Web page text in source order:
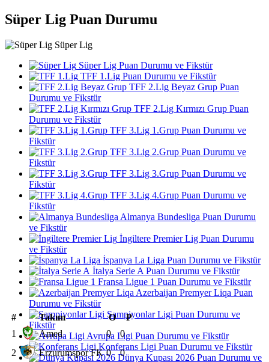
Süper Lig Puan Durumu
Süper Lig
Süper Lig Puan Durumu ve Fikstür
TFF 1.Lig Puan Durumu ve Fikstür
TFF 2.Lig Beyaz Grup Puan
Durumu ve Fikstür
TFF 2.Lig Kırmızı Grup Puan
Durumu ve Fikstür
TFF 3.Lig 1.Grup Puan Durumu ve
Fikstür
TFF 3.Lig 2.Grup Puan Durumu ve
Fikstür
TFF 3.Lig 3.Grup Puan Durumu ve
Fikstür
TFF 3.Lig 4.Grup Puan Durumu ve
Fikstür
Almanya Bundesliga Puan Durumu
ve Fikstür
İngiltere Premier Lig Puan Durumu
ve Fikstür
İspanya La Liga Puan Durumu ve Fikstür
İtalya Serie A Puan Durumu ve Fikstür
Fransa Ligue 1 Puan Durumu ve Fikstür
Azerbaijan Premyer Liqa Puan
Durumu ve Fikstür
Şampiyonlar Ligi Puan Durumu ve
Fikstür
Avrupa Ligi Puan Durumu ve Fikstür
Konferans Ligi Puan Durumu ve Fikstür
Dünya Kupası 2026 Puan Durumu ve
# Takım O
P
1
Amed 0
0
2
Erzurumspor FK 0
0